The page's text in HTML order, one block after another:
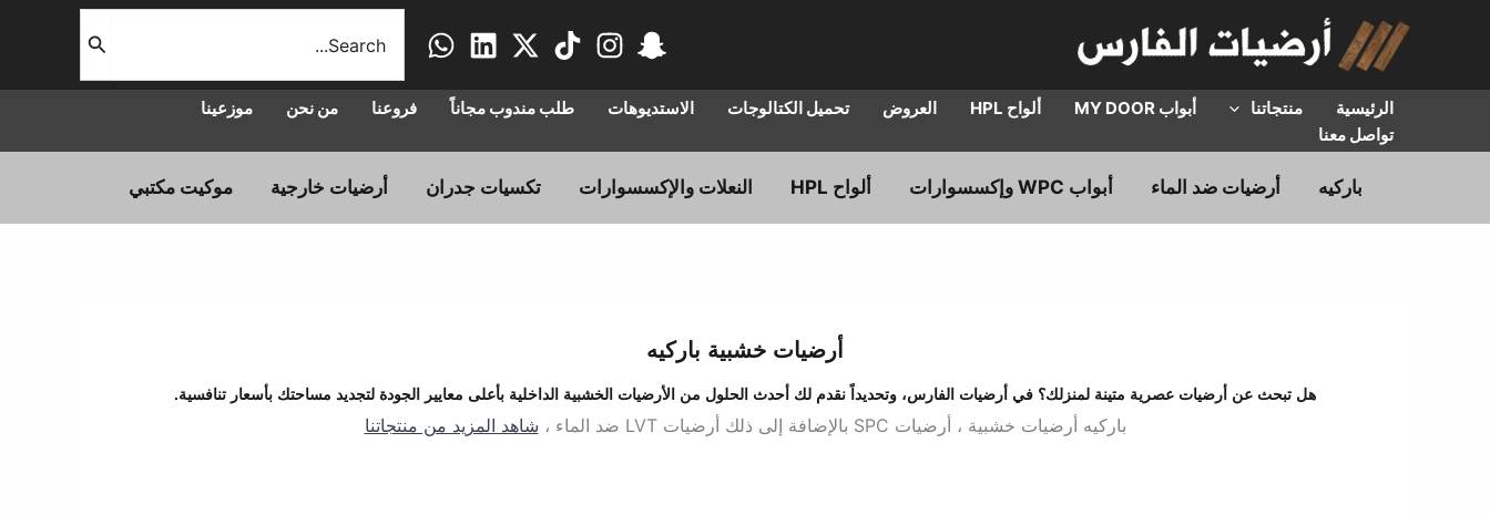
عن:
الرئيسية منتجاتنا أبواب MY DOOR ألواح HPL العروض تحميل الكتالوجات الاستديوهات طلب مندوب مجاناً فروعنا من نحن
موزعينا
تواصل معنا
باركيه أرضيات ضد الماء أبواب WPC وإكسسوارات ألواح HPL النعلات والإكسسوارات تكسيات جدران أرضيات خارجية موكيت مكتبي
باركيه أرضيات خشبية أرضيات SPC ضد الماء وأبواب WPC، مرحباً بكم في أرضيات الفارس، وجهتكم الأولى لأجود أنواع الـ باركيه وأرضيات SPC وأبواب
WPC بتصاميم عصرية تناسب جميع المساحات."
أرضيات خشبية باركيه
هل تبحث عن أرضيات عصرية متينة لمنزلك؟ في أرضيات الفارس، وتحديداً نقدم لك أحدث الحلول من الأرضيات الخشبية الداخلية بأعلى معايير الجودة لتجديد مساحتك بأسعار تنافسية.
باركيه أرضيات خشبية ، أرضيات SPC بالإضافة إلى ذلك أرضيات LVT ضد الماء ، شاهد المزيد من منتجاتنا